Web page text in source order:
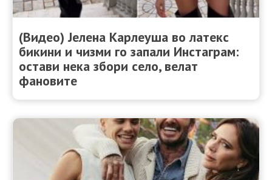
(Видео) Јелена Карлеуша во латекс
бикини и чизми го запали Инстаграм:
остави нека збори село, велат
фановите